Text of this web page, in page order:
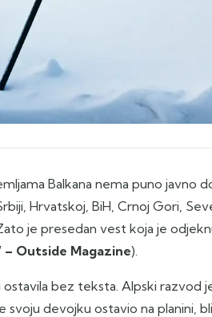
Balkana nema puno javno
Hrvatskoj, BiH, Crnoj Gori,
je presedan vest koja je
– Outside Magazine).
bez teksta. Alpski razvod
devojku ostavio na planini,